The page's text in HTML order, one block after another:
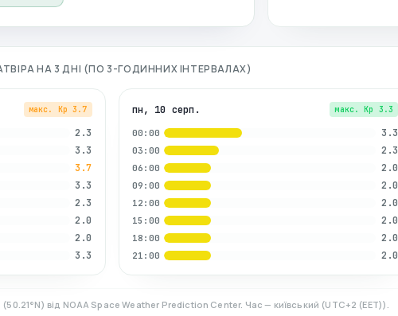
НА 3 ДНІ (ПО 3-ГОДИННИХ ІНТЕРВАЛАХ)
макс. Kp 3.7
2.3
3.3
3.7
3.3
2.3
2.0
2.0
3.3
пн, 10 серп. макс. Kp 3.3
00:00 3.3
03:00 2.3
06:00 2.0
09:00 2.0
12:00 2.0
15:00 2.0
18:00 2.0
21:00 2.0
(50.21°N) від NOAA Space Weather Prediction Center. Час — київський (UTC+2 (EET)).